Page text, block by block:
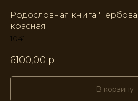
Родословная книга
красная
1041
6100,00 р.
В корзину